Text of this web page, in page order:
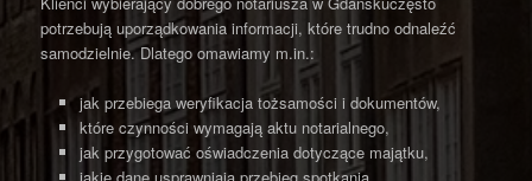
potrzebują uporządkowania informacji, które trudno odnaleźć
samodzielnie. Dlatego omawiamy m.in.:
jak przebiega weryfikacja tożsamości i dokumentów,
które czynności wymagają aktu notarialnego,
jak przygotować oświadczenia dotyczące majątku,